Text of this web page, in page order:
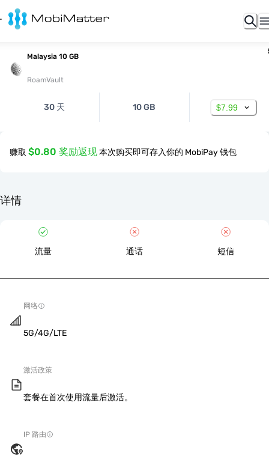
Malaysia 10 GB
RoamVault
30 天 10 GB $7.99
赚取 $0.80 奖励返现本次购买即可存入你的 MobiPay 钱包
详情
流量 通话 短信
网络
5G/4G/LTE
激活政策
套餐在首次使用流量后激活。
IP 路由